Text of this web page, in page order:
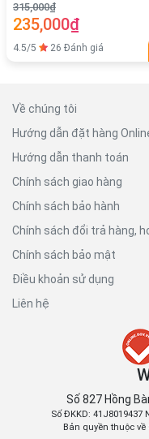
315,000₫
235,000₫
4.5/5 26 Đánh giá
Về chúng tôi
Hướng dẫn đặt hàng
Hướng dẫn thanh toán
Chính sách giao hàng
Chính sách bảo hành
Chính sách đổi trả hàng,
Chính sách bảo mật
Điều khoản sử dụng
Liên hệ
Số 827 Hồng
Số ĐKKD: 41J8019437
Bản quyền thuộc về